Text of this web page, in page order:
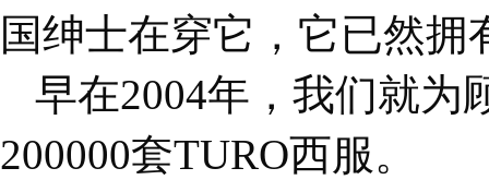
国绅士在穿它，它已然拥
早在2004年， 我们就为
200000套TURO西服。